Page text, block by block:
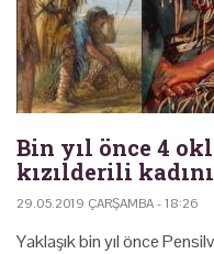
Bin yıl önce 4
kızılderili
29.05.2019 ÇARŞAMBA - 18:26
Yaklaşık bin yıl önce